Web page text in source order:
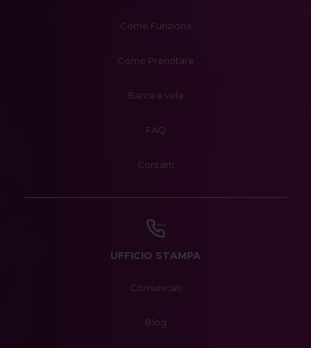
Come Funziona
Come Prenotare
Barca a vela
FAQ
Contatti
UFFICIO STAMPA
Comunicati
Blog